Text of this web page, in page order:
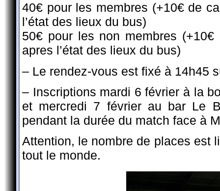
40€ pour les membres (+10€ de
l’état des lieux du bus)
50€ pour les non membres
apres l’état des lieux du bus)
– Le rendez-vous est fixé à 14h45
– Inscriptions mardi 6 février à la
et mercredi 7 février au bar Le
pendant la durée du match face à
Attention, le nombre de places est
tout le monde.